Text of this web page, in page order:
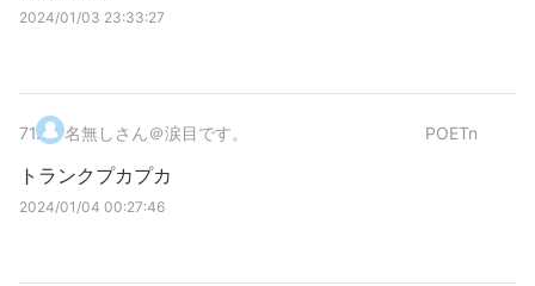
2024/01/03 23:33:27
71. 名無しさん＠涙目です。 POETn
トランクプカプカ
2024/01/04 00:27:46